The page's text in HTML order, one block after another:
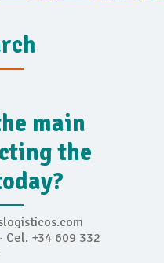
main
the
Cel. +34 609 332